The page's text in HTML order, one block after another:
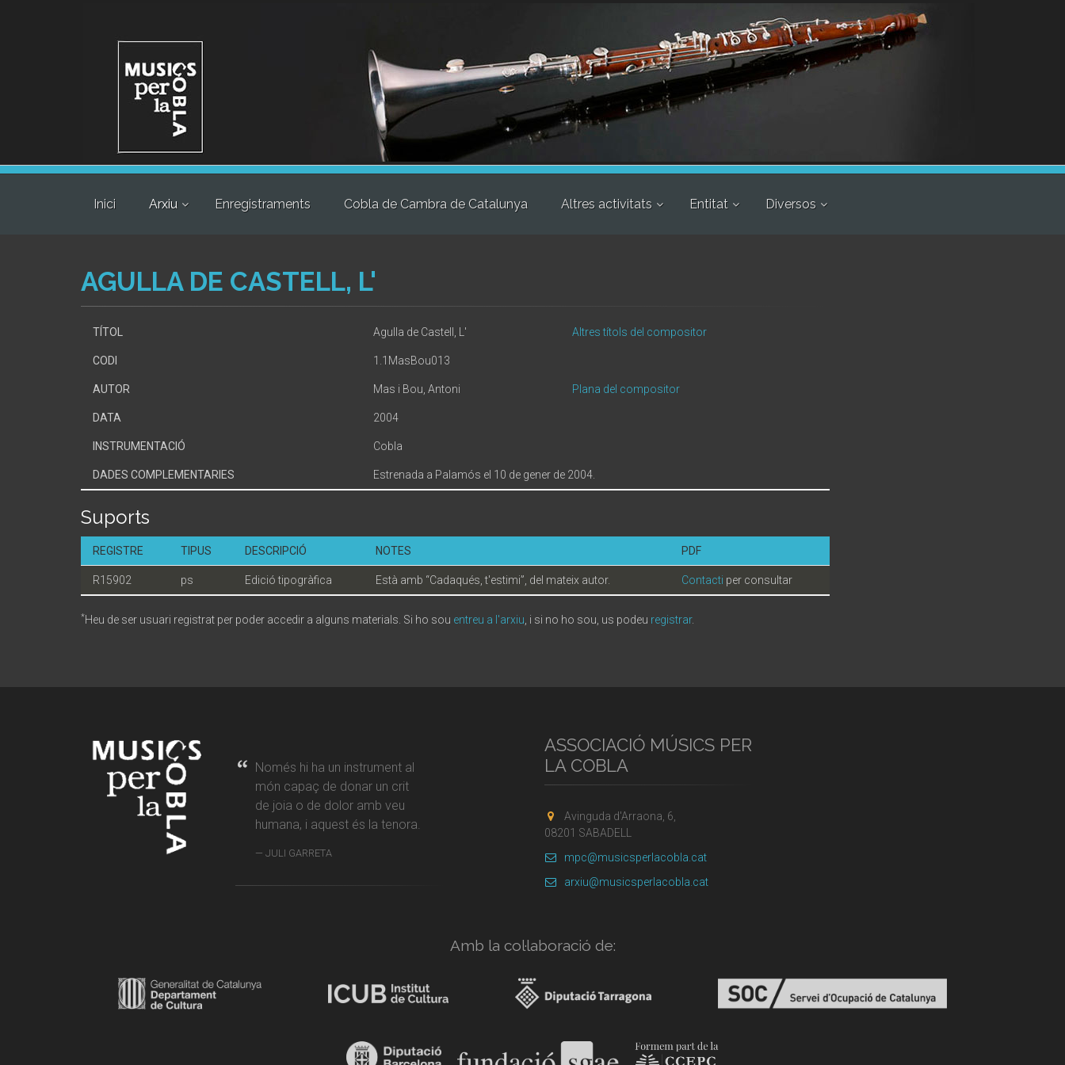
Inici Arxiu Enregistraments Cobla de Cambra de Catalunya Altres activitats Entitat Diversos
AGULLA DE CASTELL, L'
TÍTOL Agulla de Castell, L' Altres títols del compositor
CODI 1.1MasBou013
AUTOR Mas i Bou, Antoni Plana del compositor
DATA 2004
INSTRUMENTACIÓ Cobla
DADES COMPLEMENTARIES Estrenada a Palamós el 10 de gener de 2004.
Suports
REGISTRE TIPUS DESCRIPCIÓ NOTES PDF
R15902 ps Edició tipogràfica Està amb “Cadaqués, t'estimi”, del mateix autor. Contacti per consultar
*Heu de ser usuari registrat per poder accedir a alguns materials. Si ho sou entreu a l'arxiu , i si no ho sou, us podeu registrar.
Només hi ha un instrument al
món capaç de donar un crit
de joia o de dolor amb veu
humana, i aquest és la tenora.
JULI GARRETA
ASSOCIACIÓ MÚSICS PER
LA COBLA
Avinguda d'Arraona, 6,
08201 SABADELL
mpc@musicsperlacobla.cat
arxiu@musicsperlacobla.cat
Amb la col·laboració de: